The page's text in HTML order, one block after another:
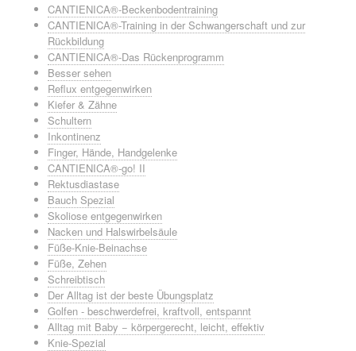
CANTIENICA®-Beckenbodentraining
CANTIENICA®-Training in der Schwangerschaft und zur
Rückbildung
CANTIENICA®-Das Rückenprogramm
Besser sehen
Reflux entgegenwirken
Kiefer & Zähne
Schultern
Inkontinenz
Finger, Hände, Handgelenke
CANTIENICA®-go! II
Rektusdiastase
Bauch Spezial
Skoliose entgegenwirken
Nacken und Halswirbelsäule
Füße-Knie-Beinachse
Füße, Zehen
Schreibtisch
Der Alltag ist der beste Übungsplatz
Golfen - beschwerdefrei, kraftvoll, entspannt
Alltag mit Baby − körpergerecht, leicht, effektiv
Knie-Spezial